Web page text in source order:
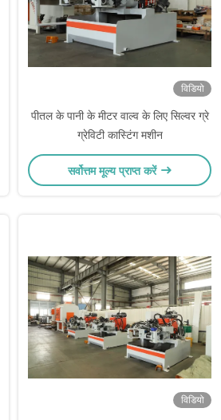
विडियो
पीतल के पानी के मीटर वाल्व के लिए सिल्वर ग्रे
ग्रेविटी कास्टिंग मशीन
सर्वोत्तम मूल्य प्राप्त करें
विडियो